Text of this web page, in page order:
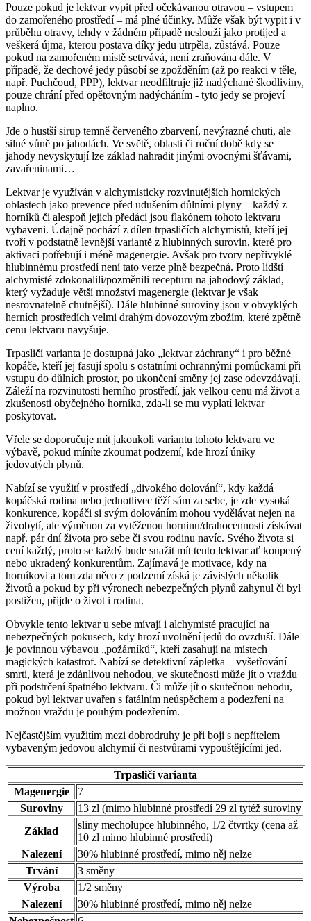
Pouze pokud je lektvar vypit před očekávanou otravou – vstupem
do zamořeného prostředí – má plné účinky. Může však být vypit i v
průběhu otravy, tehdy v žádném případě neslouží jako protijed a
veškerá újma, kterou postava díky jedu utrpěla, zůstává. Pouze
pokud na zamořeném místě setrvává, není zraňována dále. V
případě, že dechové jedy působí se zpožděním (až po reakci v těle,
např. Puchčoud, PPP), lektvar neodfiltruje již nadýchané škodliviny,
pouze chrání před opětovným nadýcháním - tyto jedy se projeví
naplno.
Jde o hustší sirup temně červeného zbarvení, nevýrazné chuti, ale
silné vůně po jahodách. Ve světě, oblasti či roční době kdy se
jahody nevyskytují lze základ nahradit jinými ovocnými šťávami,
zavařeninami…
Lektvar je využíván v alchymisticky rozvinutějších hornických
oblastech jako prevence před udušením důlními plyny – každý z
horníků či alespoň jejich předáci jsou flakónem tohoto lektvaru
vybaveni. Údajně pochází z dílen trpasličích alchymistů, kteří jej
tvoří v podstatně levnější variantě z hlubinných surovin, které pro
aktivaci potřebují i méně magenergie. Avšak pro tvory nepřivyklé
hlubinnému prostředí není tato verze plně bezpečná. Proto lidští
alchymisté zdokonalili/pozměnili recepturu na jahodový základ,
který vyžaduje větší množství magenergie (lektvar je však
nesrovnatelně chutnější). Dále hlubinné suroviny jsou v obvyklých
herních prostředích velmi drahým dovozovým zbožím, které zpětně
cenu lektvaru navyšuje.
Trpasličí varianta je dostupná jako „lektvar záchrany“ i pro běžné
kopáče, kteří jej fasují spolu s ostatními ochrannými pomůckami při
vstupu do důlních prostor, po ukončení směny jej zase odevzdávají.
Záleží na rozvinutosti herního prostředí, jak velkou cenu má život a
zkušenosti obyčejného horníka, zda-li se mu vyplatí lektvar
poskytovat.
Vřele se doporučuje mít jakoukoli variantu tohoto lektvaru ve
výbavě, pokud míníte zkoumat podzemí, kde hrozí úniky
jedovatých plynů.
Nabízí se využití v prostředí „divokého dolování“, kdy každá
kopáčská rodina nebo jednotlivec těží sám za sebe, je zde vysoká
konkurence, kopáči si svým dolováním mohou vydělávat nejen na
živobytí, ale výměnou za vytěženou horninu/drahocennosti získávat
např. pár dní života pro sebe či svou rodinu navíc. Svého života si
cení každý, proto se každý bude snažit mít tento lektvar ať koupený
nebo ukradený konkurentům. Zajímavá je motivace, kdy na
horníkovi a tom zda něco z podzemí získá je závislých několik
životů a pokud by při výronech nebezpečných plynů zahynul či byl
postižen, přijde o život i rodina.
Obvykle tento lektvar u sebe mívají i alchymisté pracující na
nebezpečných pokusech, kdy hrozí uvolnění jedů do ovzduší. Dále
je povinnou výbavou „požárníků“, kteří zasahují na místech
magických katastrof. Nabízí se detektivní zápletka – vyšetřování
smrti, která je zdánlivou nehodou, ve skutečnosti může jít o vraždu
při podstrčení špatného lektvaru. Či může jít o skutečnou nehodu,
pokud byl lektvar uvařen s fatálním neúspěchem a podezření na
možnou vraždu je pouhým podezřením.
Nejčastějším využitím mezi dobrodruhy je při boji s nepřítelem
vybaveným jedovou alchymií či nestvůrami vypouštějícími jed.
Trpasličí varianta
Magenergie
7
Suroviny
13 zl (mimo hlubinné prostředí 29 zl tytéž suroviny
Základ
sliny mecholupce hlubinného, 1/2 čtvrtky (cena až
10 zl mimo hlubinné prostředí)
Nalezení
30% hlubinné prostředí, mimo něj nelze
Trvání
3 směny
Výroba
1/2 směny
Nalezení
30% hlubinné prostředí, mimo něj nelze